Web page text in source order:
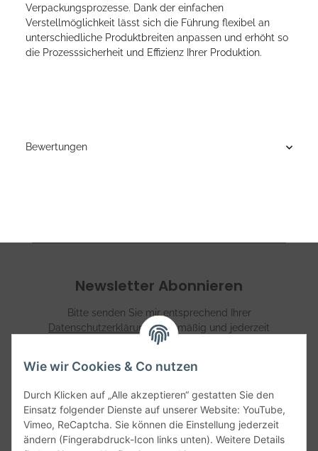
Verpackungsprozesse. Dank der einfachen
Verstellmöglichkeit lässt sich die Führung flexibel an
unterschiedliche Produktbreiten anpassen und erhöht so
die Prozesssicherheit und Effizienz Ihrer Produktion.
Bewertungen
Newsletter Abonnieren
Bitte senden Sie mir entsprechend Ihrer
Datenschutzerklärungregelmäßig und jederzeit
widerruflich Informationen zu Ihrem Produktsortiment per
Abonnieren
Informationen
Wie wir Cookies & Co nutzen
Durch Klicken auf „Alle akzeptieren“ gestatten Sie den
Einsatz folgender Dienste auf unserer Website: YouTube,
Vimeo, ReCaptcha. Sie können die Einstellung jederzeit
ändern (Fingerabdruck-Icon links unten). Weitere Details